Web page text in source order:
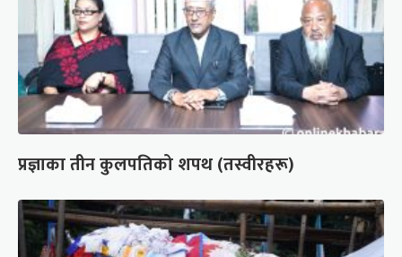
प्रज्ञाका तीन कुलपतिको शपथ (तस्वीरहरू)